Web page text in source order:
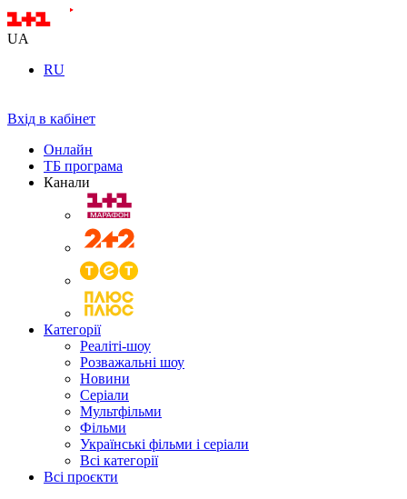
UA
RU
Вхід в кабінет
Онлайн
ТБ програма
Канали
Категорії
Реаліті-шоу
Розважальні шоу
Новини
Серіали
Мультфільми
Фільми
Українські фільми і серіали
Всі категорії
Всі проєкти